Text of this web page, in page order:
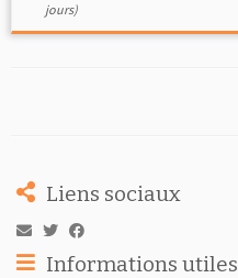
jours)
Liens sociaux
Informations utiles